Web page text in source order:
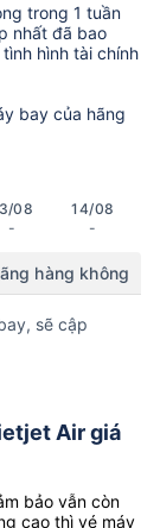
trong 1 tuần
nhất đã bao
hình tài chính
bay của hãng
08
-
14/08
-
hàng không
sẽ cập
Air giá
bảo vẫn còn
cao thì vé máy